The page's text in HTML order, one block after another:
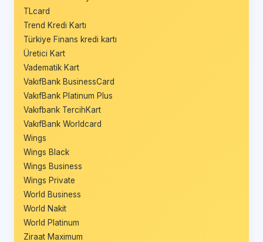
TLcard
Trend Kredi Kartı
Türkiye Finans kredi kartı
Üretici Kart
Vadematik Kart
VakıfBank BusinessCard
VakıfBank Platinum Plus
Vakıfbank TercihKart
VakıfBank Worldcard
Wings
Wings Black
Wings Business
Wings Private
World Business
World Nakit
World Platinum
Ziraat Maximum